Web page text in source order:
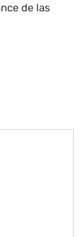
de las